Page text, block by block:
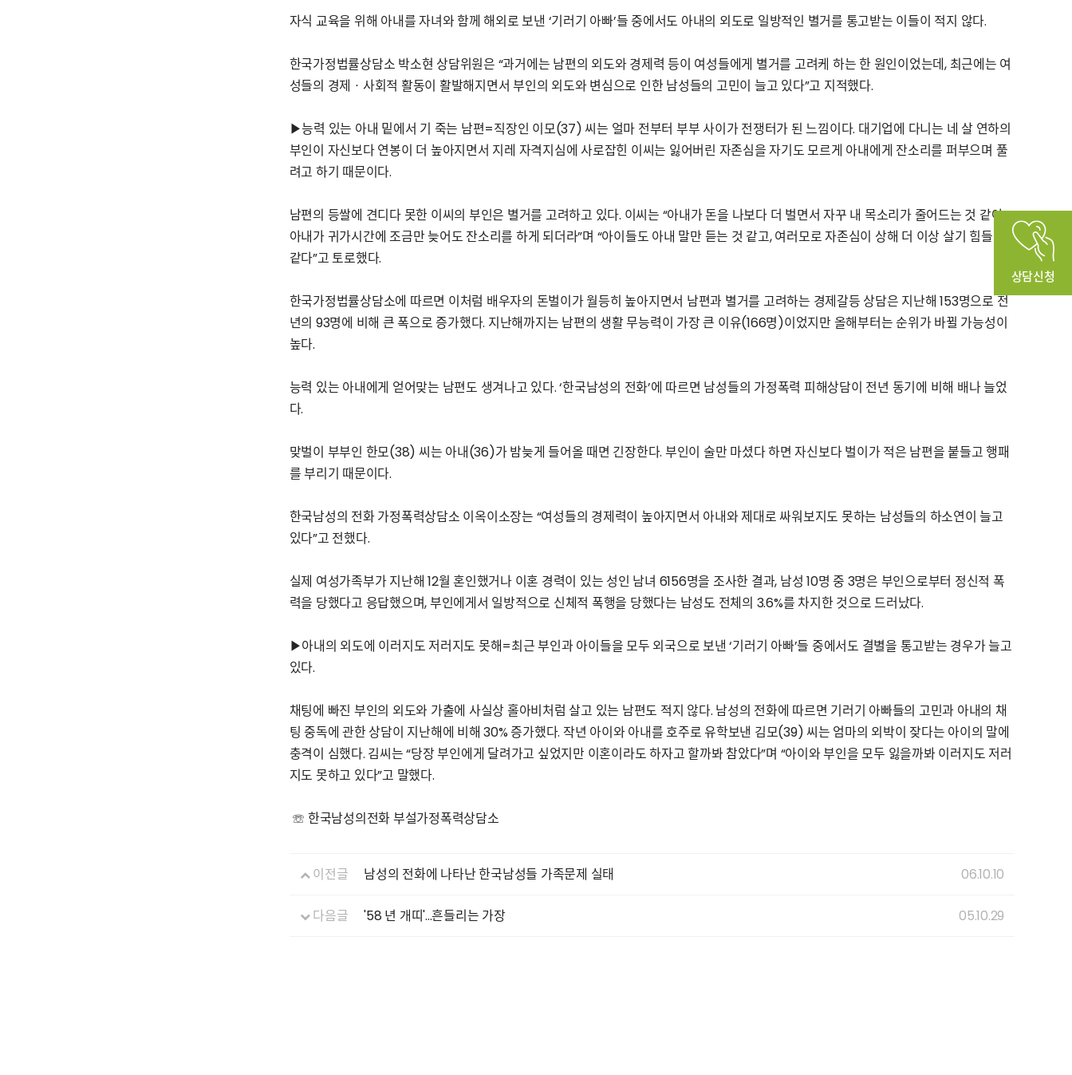
상담신청
자식 교육을 위해 아내를 자녀와 함께 해외로 보낸 ‘기러기 아빠’들 중에서도 아내의 외도로 일방적인 별거를 통고받는 이들이 적지 않다.
한국가정법률상담소 박소현 상담위원은 “과거에는 남편의 외도와 경제력 등이 여성들에게 별거를 고려케 하는 한 원인이었는데, 최근에는 여
성들의 경제ㆍ사회적 활동이 활발해지면서 부인의 외도와 변심으로 인한 남성들의 고민이 늘고 있다”고 지적했다.
▶능력 있는 아내 밑에서 기 죽는 남편=직장인 이모(37) 씨는 얼마 전부터 부부 사이가 전쟁터가 된 느낌이다. 대기업에 다니는 네 살 연하의
부인이 자신보다 연봉이 더 높아지면서 지레 자격지심에 사로잡힌 이씨는 잃어버린 자존심을 자기도 모르게 아내에게 잔소리를 퍼부으며 풀
려고 하기 때문이다.
남편의 등쌀에 견디다 못한 이씨의 부인은 별거를 고려하고 있다. 이씨는 “아내가 돈을 나보다 더 벌면서 자꾸 내 목소리가 줄어드는 것 같아
아내가 귀가시간에 조금만 늦어도 잔소리를 하게 되더라”며 “아이들도 아내 말만 듣는 것 같고, 여러모로 자존심이 상해 더 이상 살기 힘들 것
같다”고 토로했다.
한국가정법률상담소에 따르면 이처럼 배우자의 돈벌이가 월등히 높아지면서 남편과 별거를 고려하는 경제갈등 상담은 지난해 153명으로 전
년의 93명에 비해 큰 폭으로 증가했다. 지난해까지는 남편의 생활 무능력이 가장 큰 이유(166명)이었지만 올해부터는 순위가 바뀔 가능성이
높다.
능력 있는 아내에게 얻어맞는 남편도 생겨나고 있다. ‘한국남성의 전화’에 따르면 남성들의 가정폭력 피해상담이 전년 동기에 비해 배나 늘었
다.
맞벌이 부부인 한모(38) 씨는 아내(36)가 밤늦게 들어올 때면 긴장한다. 부인이 술만 마셨다 하면 자신보다 벌이가 적은 남편을 붙들고 행패
를 부리기 때문이다.
한국남성의 전화 가정폭력상담소 이옥이소장는 “여성들의 경제력이 높아지면서 아내와 제대로 싸워보지도 못하는 남성들의 하소연이 늘고
있다”고 전했다.
실제 여성가족부가 지난해 12월 혼인했거나 이혼 경력이 있는 성인 남녀 6156명을 조사한 결과, 남성 10명 중 3명은 부인으로부터 정신적 폭
력을 당했다고 응답했으며, 부인에게서 일방적으로 신체적 폭행을 당했다는 남성도 전체의 3.6%를 차지한 것으로 드러났다.
▶아내의 외도에 이러지도 저러지도 못해=최근 부인과 아이들을 모두 외국으로 보낸 ‘기러기 아빠’들 중에서도 결별을 통고받는 경우가 늘고
있다.
채팅에 빠진 부인의 외도와 가출에 사실상 홀아비처럼 살고 있는 남편도 적지 않다. 남성의 전화에 따르면 기러기 아빠들의 고민과 아내의 채
팅 중독에 관한 상담이 지난해에 비해 30% 증가했다. 작년 아이와 아내를 호주로 유학보낸 김모(39) 씨는 엄마의 외박이 잦다는 아이의 말에
충격이 심했다. 김씨는 “당장 부인에게 달려가고 싶었지만 이혼이라도 하자고 할까봐 참았다”며 “아이와 부인을 모두 잃을까봐 이러지도 저러
지도 못하고 있다”고 말했다.
☏ 한국남성의전화 부설가정폭력상담소
이전글 남성의 전화에 나타난 한국남성들 가족문제 실태 06.10.10
다음글 '58 년 개띠'...흔들리는 가장 05.10.29